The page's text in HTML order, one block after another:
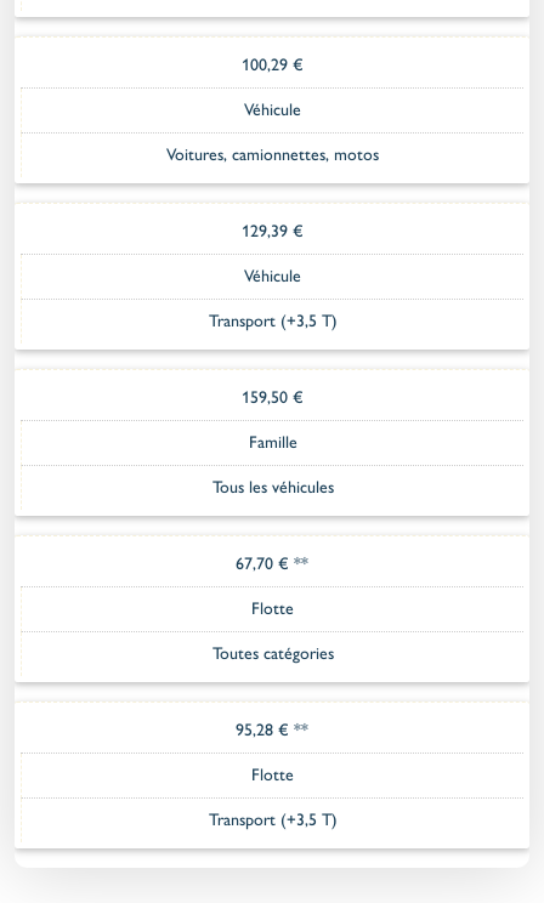
100,29 €
Véhicule
Voitures, camionnettes, motos
129,39 €
Véhicule
Transport (+3,5 T)
159,50 €
Famille
Tous les véhicules
67,70 € **
Flotte
Toutes catégories
95,28 € **
Flotte
Transport (+3,5 T)